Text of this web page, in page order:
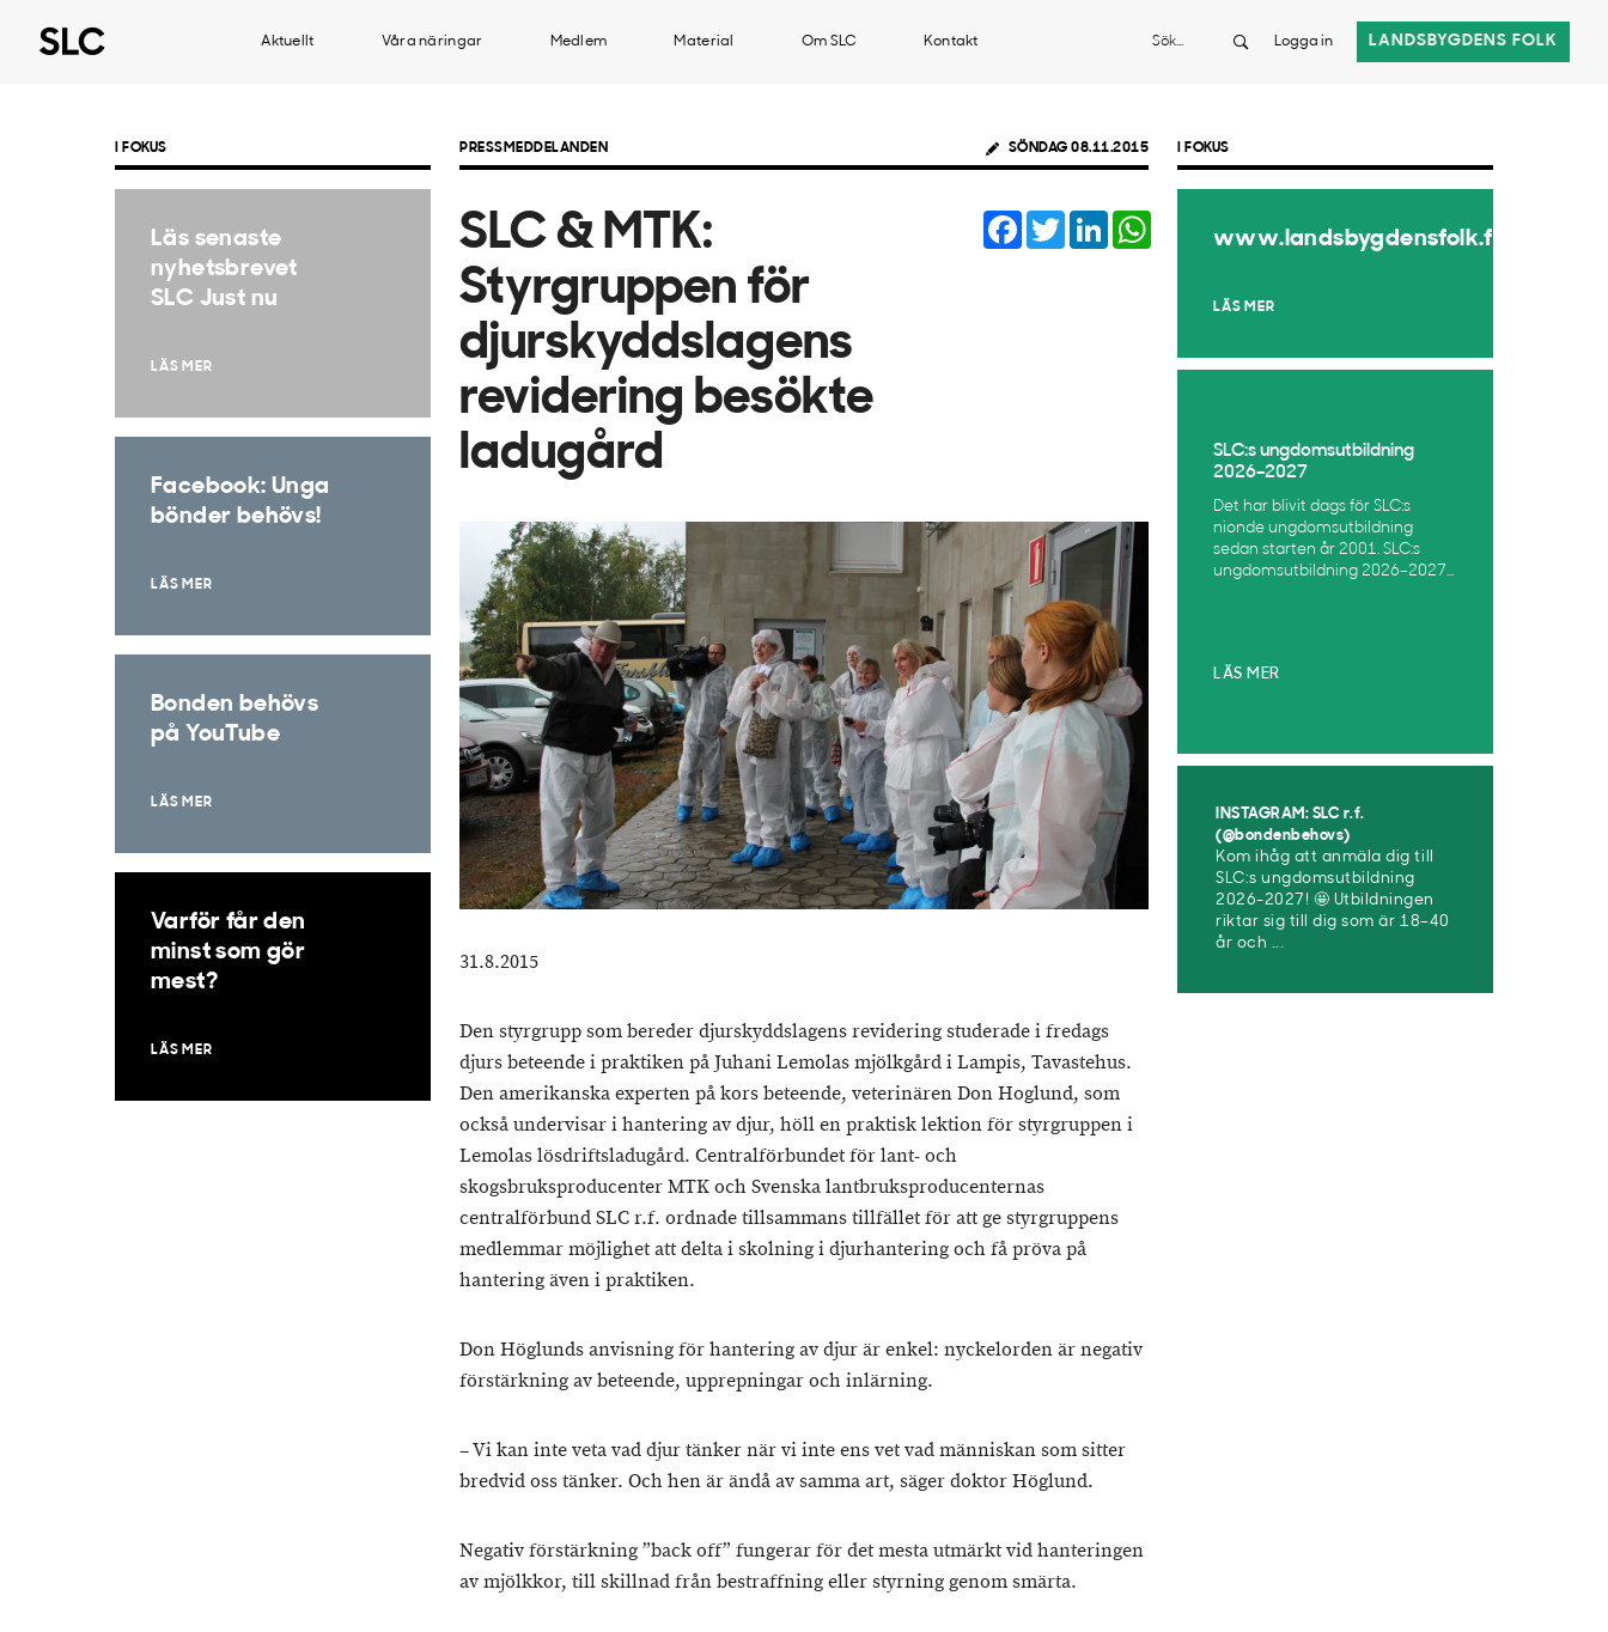
Aktuellt Våra näringar Medlem Material Om SLC Kontakt Sök Logga in LANDSBYGDENS FOLK
PRESSMEDDELANDEN SÖNDAG 08.11.2015
SLC & MTK:
Styrgruppen för
djurskyddslagens
revidering besökte
ladugård
Facebook
TwitterLinkedIn
31.8.2015
Den styrgrupp som bereder djurskyddslagens revidering studerade i fredags
djurs beteende i praktiken på Juhani Lemolas mjölkgård i Lampis, Tavastehus.
Den amerikanska experten på kors beteende, veterinären Don Hoglund, som
också undervisar i hantering av djur, höll en praktisk lektion för styrgruppen i
Lemolas lösdriftsladugård. Centralförbundet för lant- och
skogsbruksproducenter MTK och Svenska lantbruksproducenternas
centralförbund SLC r.f. ordnade tillsammans tillfället för att ge styrgruppens
medlemmar möjlighet att delta i skolning i djurhantering och få pröva på
hantering även i praktiken.
Don Höglunds anvisning för hantering av djur är enkel: nyckelorden är negativ
förstärkning av beteende, upprepningar och inlärning.
– Vi kan inte veta vad djur tänker när vi inte ens vet vad människan som sitter
bredvid oss tänker. Och hen är ändå av samma art, säger doktor Höglund.
Negativ förstärkning ”back off” fungerar för det mesta utmärkt vid hanteringen
av mjölkkor, till skillnad från bestraffning eller styrning genom smärta.
I FOKUS
Läs senaste
nyhetsbrevet
SLC Just nu
LÄS MER
Facebook: Unga
bönder behövs!
LÄS MER
Bonden behövs
på YouTube
LÄS MER
Varför får den
minst som gör
mest?
LÄS MER
I FOKUS
www.landsbygdensfolk.fi
LÄS MER
SLC:s ungdomsutbildning
2026–2027
Det har blivit dags för SLC:s
nionde ungdomsutbildning
sedan starten år 2001. SLC:s
ungdomsutbildning 2026–2027...
LÄS MER
INSTAGRAM: SLC r.f.
(@bondenbehovs)
Kom ihåg att anmäla dig till
SLC:s ungdomsutbildning
2026-2027! 🤩 Utbildningen
riktar sig till dig som är 18–40
år och ...